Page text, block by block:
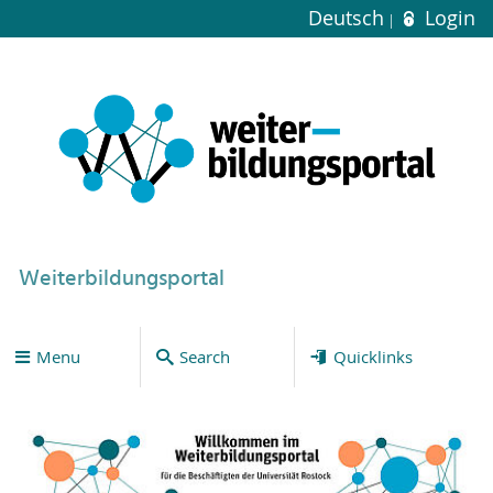
Deutsch Login
Weiterbildungsportal
Menu Search Quicklinks